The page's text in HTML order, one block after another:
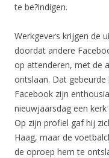
te be?indigen.
Werkgevers krijgen de
doordat andere
op attenderen, met de
ontslaan. Dat
Facebook zijn
nieuwjaarsdag een
Op zijn profiel gaf hij
Haag, maar de
de oproep hem te